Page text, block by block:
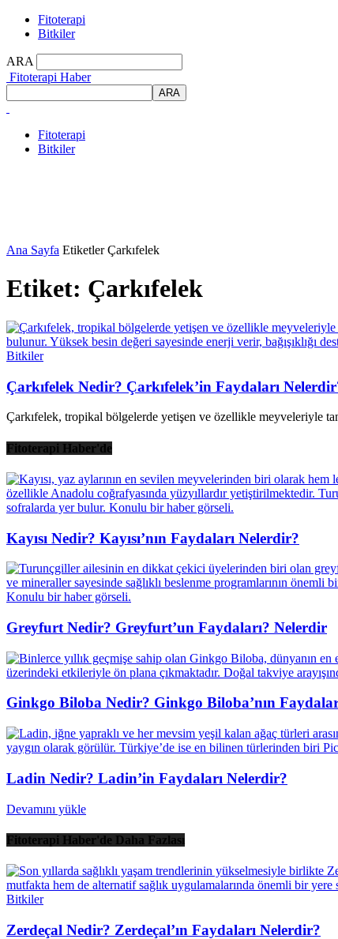
Fitoterapi
Bitkiler
ARA
Fitoterapi Haber
Fitoterapi
Bitkiler
Ana Sayfa Etiketler Çarkıfelek
Etiket: Çarkıfelek
Bitkiler
Çarkıfelek Nedir? Çarkıfelek’in Faydaları
Çarkıfelek, tropikal bölgelerde yetişen ve özellikle meyveleriyle
Fitoterapi Haber'de
Kayısı Nedir? Kayısı’nın Faydaları Nelerdir?
Greyfurt Nedir? Greyfurt’un Faydaları? Nelerdir
Ginkgo Biloba Nedir? Ginkgo Biloba’nın
Ladin Nedir? Ladin’in Faydaları Nelerdir?
Devamını yükle
Fitoterapi Haber'de Daha Fazlası
Bitkiler
Zerdeçal Nedir? Zerdeçal’ın Faydaları Nelerdir?